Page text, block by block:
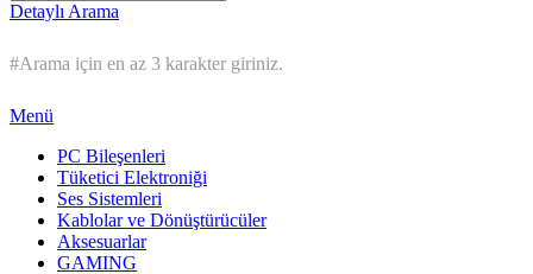
Detaylı Arama
#Arama için en az 3 karakter giriniz.
Menü
PC Bileşenleri
Tüketici Elektroniği
Ses Sistemleri
Kablolar ve Dönüştürücüler
Aksesuarlar
GAMING